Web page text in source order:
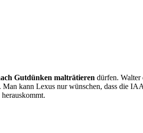
Gutdünken malträtieren dürfen.
kann Lexus nur wünschen, dass die